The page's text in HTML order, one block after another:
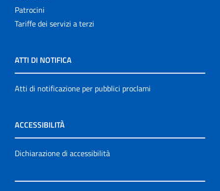
Patrocini
Tariffe dei servizi a terzi
ATTI DI NOTIFICA
Atti di notificazione per pubblici proclami
ACCESSIBILITÀ
Dichiarazione di accessibilità